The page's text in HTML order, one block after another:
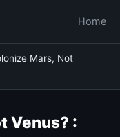
Home
Mars, Not
Venus? :